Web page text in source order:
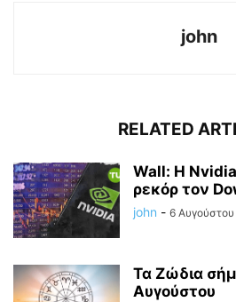
john
RELATED
Wall: Η
ρεκόρ τον
john - 6
Τα Ζώδια
Αυγούστου